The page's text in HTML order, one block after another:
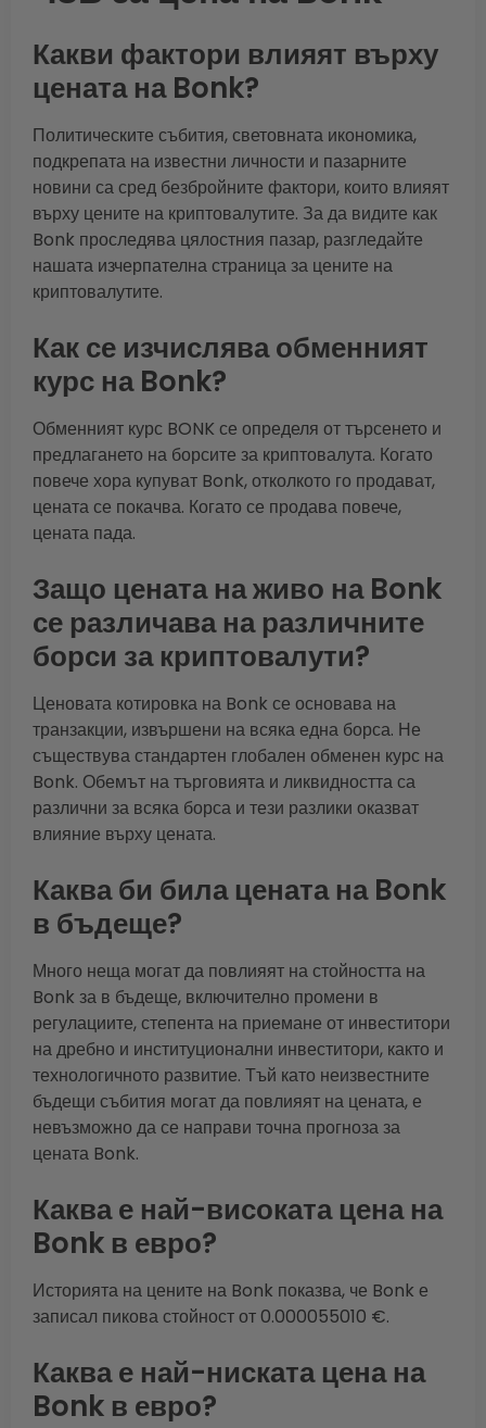
Какви фактори влияят върху
цената на Bonk?
Политическите събития, световната икономика,
подкрепата на известни личности и пазарните
новини са сред безбройните фактори, които влияят
върху цените на криптовалутите. За да видите как
Bonk проследява цялостния пазар, разгледайте
нашата изчерпателна страница за цените на
криптовалутите.
Как се изчислява обменният
курс на Bonk?
Обменният курс BONK се определя от търсенето и
предлагането на борсите за криптовалута. Когато
повече хора купуват Bonk, отколкото го продават,
цената се покачва. Когато се продава повече,
цената пада.
Защо цената на живо на Bonk
се различава на различните
борси за криптовалути?
Ценовата котировка на Bonk се основава на
транзакции, извършени на всяка една борса. Не
съществува стандартен глобален обменен курс на
Bonk. Обемът на търговията и ликвидността са
различни за всяка борса и тези разлики оказват
влияние върху цената.
Каква би била цената на Bonk
в бъдеще?
Много неща могат да повлияят на стойността на
Bonk за в бъдеще, включително промени в
регулациите, степента на приемане от инвеститори
на дребно и институционални инвеститори, както и
технологичното развитие. Тъй като неизвестните
бъдещи събития могат да повлияят на цената, е
невъзможно да се направи точна прогноза за
цената Bonk.
Каква е най-високата цена на
Bonk в евро?
Историята на цените на Bonk показва, че Bonk е
записал пикова стойност от 0.000055010 €.
Каква е най-ниската цена на
Bonk в евро?